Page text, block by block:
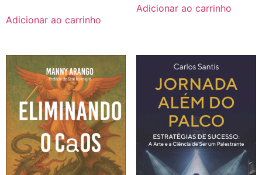
Adicionar ao carrinho
Adicionar ao carrinho